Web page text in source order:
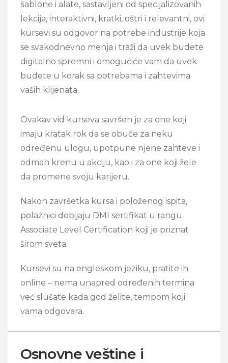
šablone i alate, sastavljeni od specijalizovanih
lekcija, interaktivni, kratki, oštri i relevantni, ovi
kursevi su odgovor na potrebe industrije koja
se svakodnevno menja i traži da uvek budete
digitalno spremni i omogućiće vam da uvek
budete u korak sa potrebama i zahtevima
vaših klijenata.
Ovakav vid kurseva savršen je za one koji
imaju kratak rok da se obuče za neku
određenu ulogu, upotpune njene zahteve i
odmah krenu u akciju, kao i za one koji žele
da promene svoju karijeru.
Nakon završetka kursa i položenog ispita,
polaznici dobijaju DMI sertifikat u rangu
Associate Level Certification koji je priznat
širom sveta.
Kursevi su na engleskom jeziku, pratite ih
online – nema unapred određenih termina
već slušate kada god želite, tempom koji
vama odgovara.
Osnovne veštine i